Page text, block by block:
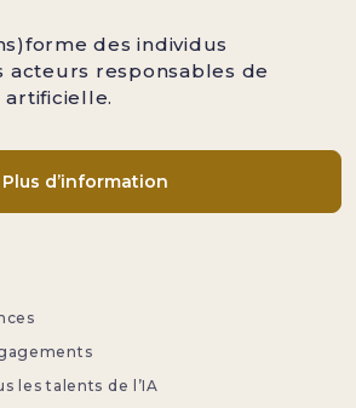
des individus
acteurs responsables de
artificielle.
Plus d’information
les talents de l’IA